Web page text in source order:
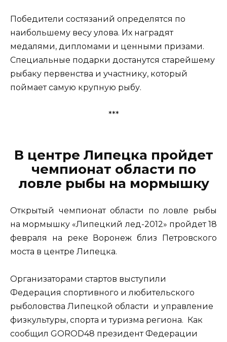
Победители состязаний определятся по
наибольшему весу улова. Их наградят
медалями, дипломами и ценными призами.
Специальные подарки достанутся старейшему
рыбаку первенства и участнику, который
поймает самую крупную рыбу.
***
В центре Липецка пройдет
чемпионат области по
ловле рыбы на мормышку
Открытый чемпионат области по ловле рыбы
на мормышку «Липецкий лед-2012» пройдет 18
февраля на реке Воронеж близ Петровского
моста в центре Липецка.
Организаторами стартов выступили
Федерация спортивного и любительского
рыболовства Липецкой области и управление
физкультуры, спорта и туризма региона. Как
сообщил GOROD48 президент Федерации